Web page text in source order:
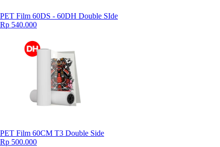
PET Film 60DS - 60DH Double SIde
Rp 540.000
PET Film 60CM T3 Double Side
Rp 500.000